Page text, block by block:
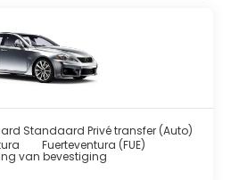
Standaard Privé transfer (Auto)
Fuerteventura (FUE)
van bevestiging